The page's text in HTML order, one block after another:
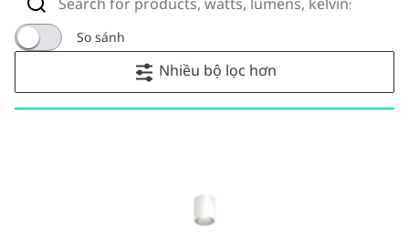
So sánh
Nhiều bộ lọc hơn